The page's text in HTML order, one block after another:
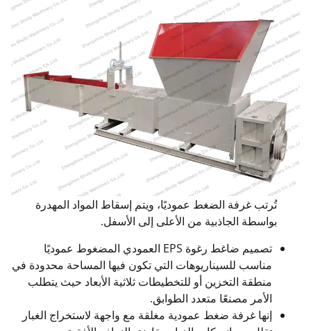
تُرتب غرفة الضغط عموديًا، ويتم إسقاط المواد المهدرة
بواسطة الجاذبية من الأعلى إلى الأسفل.
تصميم ضاغط رغوة EPS العمودي المضغوط عموديًا
مناسب للسيناريوهات التي تكون فيها المساحة محدودة في
منطقة التخزين أو للتخطيطات ثلاثية الأبعاد حيث يتطلب
الأمر مصنعًا متعدد الطوابق.
إنها غرفة ضغط عمودية مغلقة مع واجهة لاستخراج الغبار